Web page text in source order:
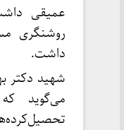
عمیقی
روشنگری
داشت.
شهید دکتر
می‌گوید